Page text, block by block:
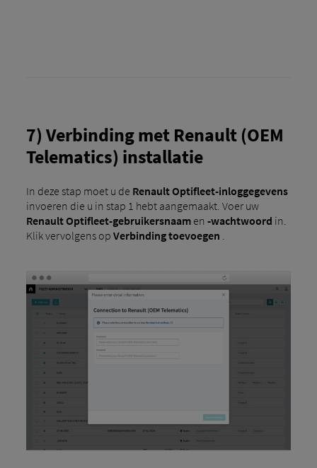
7) Verbinding met Renault (OEM
Telematics) installatie
In deze stap moet u de Renault Optifleet-inloggegevens
invoeren die u in stap 1 hebt aangemaakt. Voer uw
Renault Optifleet-gebruikersnaamen -wachtwoord in.
Klik vervolgens op Verbinding toevoegen